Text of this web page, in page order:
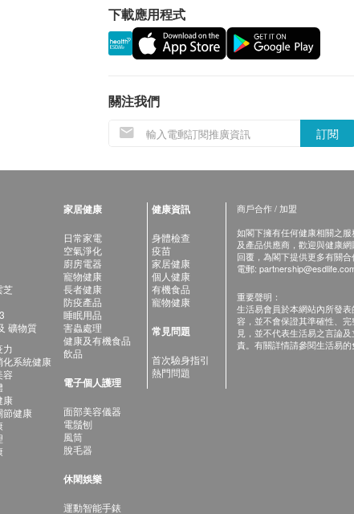
下載應用程式
關注我們
訂閱
芝
礦物質
化系統健康
容
康
節健康
家居健康
日常家電
空氣淨化
廚房電器
寵物健康
長者健康
防疫產品
睡眠用品
害蟲處理
健康及有機食品
飲品
電子個人護理
面部美容儀器
電鬚刨
風筒
脫毛器
休閑娛樂
運動智能手錶
健康資訊
身體檢查
疫苗
家居健康
個人健康
有機食品
寵物健康
常見問題
首次驗身指引
熱門問題
商戶合作 / 加盟
如閣下擁有任何健康相關之
及產品供應商，歡迎與健康
回覆，為閣下提供更多有關合
電郵:
重要聲明：
生活易會員於本網站內所發
容，並不會保證其準確性、
見，並不代表生活易之言論
責。有關詳情請參閱生活易的